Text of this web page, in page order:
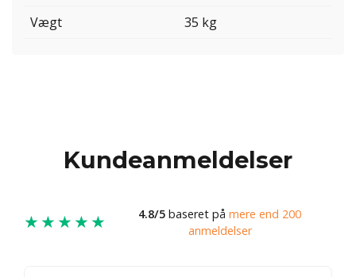
Vægt
35 kg
Kundeanmeldelser
★★★★★ 4.8/5 baseret på mere end 200
anmeldelser